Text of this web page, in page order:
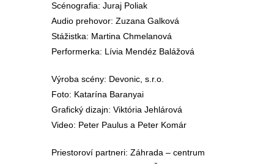
Scénografia: Juraj Poliak
Audio prehovor: Zuzana Galková
Stážistka: Martina Chmelanová
Performerka: Lívia Mendéz Balážová
Výroba scény: Devonic, s.r.o.
Foto: Katarína Baranyai
Grafický dizajn: Viktória Jehlárová
Video: Peter Paulus a Peter Komár
Priestoroví partneri: Záhrada – centrum